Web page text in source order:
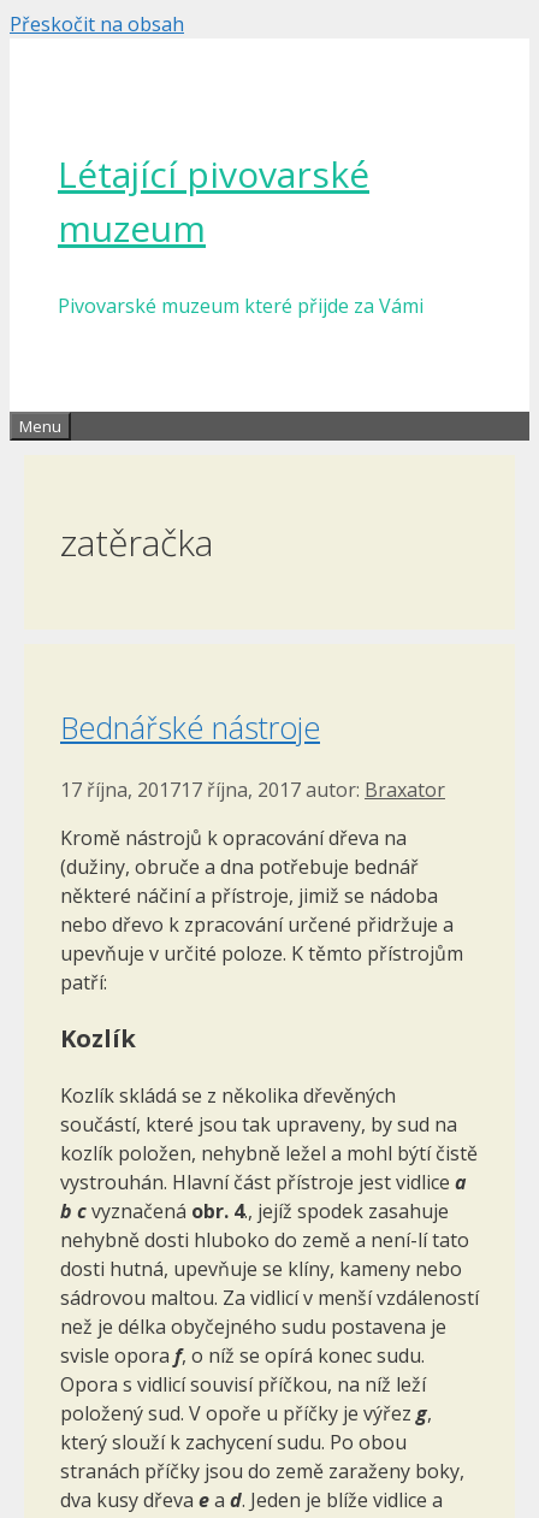
Přeskočit na obsah
Létající pivovarské
muzeum
Pivovarské muzeum které přijde za Vámi
Menu
zatěračka
Bednářské nástroje
17 října, 201717 října, 2017autor: Braxator
Kromě nástrojů k opracování dřeva na
(dužiny, obruče a dna potře­buje bednář
některé náčiní a přístroje, jimiž se nádoba
nebo dřevo k zpracování určené přidržuje a
upevňuje v určité poloze. K těmto přístrojům
patří:
Kozlík
Kozlík skládá se z několika dřevěných
součástí, které jsou tak upraveny, by sud na
kozlík položen, nehybně ležel a mohl býtí čistě
vystrouhán. Hlavní část přístroje jest vidlice a
b cvyznačená obr. 4., jejíž spodek zasahuje
nehybně dosti hluboko do země a není-lí tato
dosti hutná, upevňuje se klíny, kameny nebo
sádrovou maltou. Za vidlicí v menší vzdáleností
než je délka obyčejného sudu postavena je
svisle opora f, o níž se opírá konec sudu.
Opora s vidlicí souvisí příčkou, na níž leží
položený sud. V opoře u příčky je výřez g,
který slouží k zachy­cení sudu. Po obou
stranách příčky jsou do země zaraženy boky,
dva kusy dřeva ea d. Jeden je blíže vidlice a